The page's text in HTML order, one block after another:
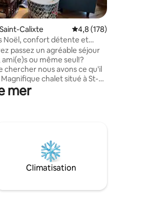
base de 293 commentaires : 4,9 sur 5
Calixte Évaluation moyenne
4,8 (178)
Noël, confort détente et
passez un agréable séjour
ou même seul!?
chercher nous avons ce qu'il
chalet situé à St-
Pinet. Parfait pour les
randonné qui désirent
livres -wifi/ télévision
paddle -micro onde/ article
Et bien plus encore!
mer
Climatisation